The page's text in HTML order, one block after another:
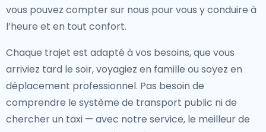
vous pouvez compter sur nous pour vous y conduire à
l’heure et en tout confort.
Chaque trajet est adapté à vos besoins, que vous
arriviez tard le soir, voyagiez en famille ou soyez en
déplacement professionnel. Pas besoin de
comprendre le système de transport public ni de
chercher un taxi — avec notre service, le meilleur de